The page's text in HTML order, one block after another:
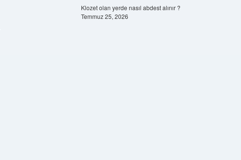
Klozet olan yerde nasıl abdest alınır ?
Temmuz 25, 2026